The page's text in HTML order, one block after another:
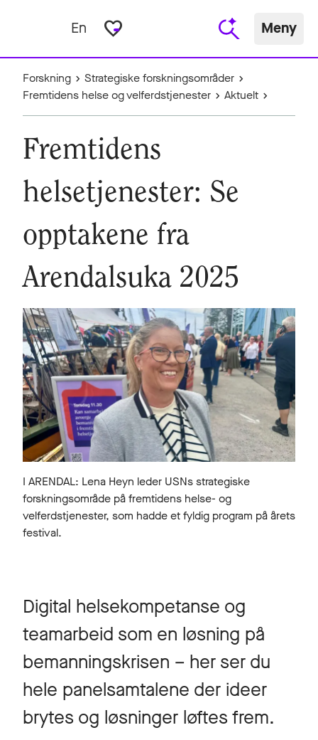
En favorite_border Meny
Forskning
Strategiske forskningsområder
Fremtidens helse og velferdstjenester
Aktuelt
Fremtidens
helsetjenester: Se
opptakene fra
Arendalsuka 2025
I ARENDAL: Lena Heyn leder USNs strategiske
forskningsområde på fremtidens helse- og
velferdstjenester, som hadde et fyldig program på årets
festival.
Digital helsekompetanse og
teamarbeid som en løsning på
bemanningskrisen – her ser du
hele panelsamtalene der ideer
brytes og løsninger løftes frem.